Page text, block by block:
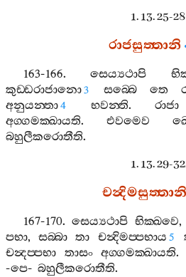
1. 13. 25-
රාජසුත‍්තානි
163-166.සෙය්‍යථාපි
කුඩ‍්ඩරාජානො3 සබ‍්බෙ තෙ
අනුයන‍්තා4 භවන‍්ති. රාජා
අග‍්ගමක‍්ඛායති. එවමෙව
බහුලීකරොතීති.
1. 13. 29-
චන්‍දිමසුත‍්තානි
167-170.සෙය්‍යථාපි භික‍්ඛවෙ,
පභා,සබ‍්බා තා චන්‍දිමප‍්පභාය 5
චන්‍දප‍්පභා
තාසං අග‍්ගමක‍්ඛායති.
-පෙ- බහුලීකරොතීති.